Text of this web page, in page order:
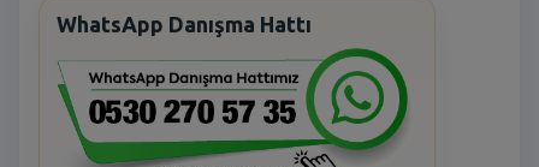
WhatsApp Danışma Hattı